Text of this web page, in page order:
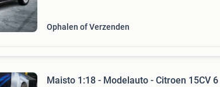
Ophalen of Verzenden
Maisto 1:18 - Modelauto - Citroen 15CV 6